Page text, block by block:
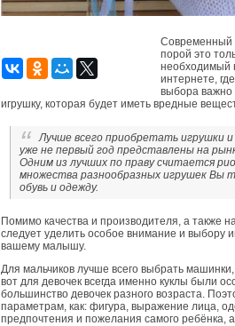
Современный
порой это
необходимый
интернете,
выбора важно
игрушку, которая будет иметь вредные
Лучше всего приобретать игрушки
уже не первый год представлены на
Одним из лучших по праву считается
множества разнообразных игрушек Вы
обувь и одежду.
Помимо качества и производителя, а также
следует уделить особое внимание и выбору
вашему малышу.
Для мальчиков лучше всего выбрать
вот для девочек всегда именно куклы были
большинство девочек разного возраста.
параметрам, как: фигура, выражение лица,
предпочтения и пожелания самого ребёнка, а